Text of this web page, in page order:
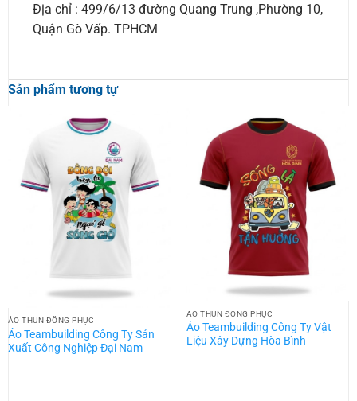
Địa chỉ : 499/6/13 đường Quang Trung ,Phường 10,
Quận Gò Vấp. TPHCM
Sản phẩm tương tự
ÁO THUN ĐỒNG PHỤC
Áo Teambuilding Công Ty Sản
Xuất Công Nghiệp Đại Nam
ÁO THUN ĐỒNG PHỤC
Áo Teambuilding Công Ty Vật
Liệu Xây Dựng Hòa Bình